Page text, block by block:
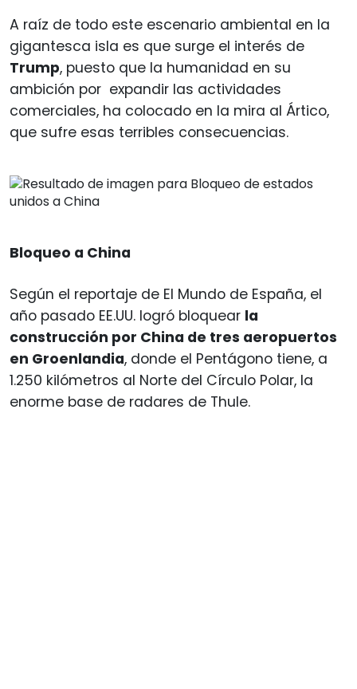
A raíz de todo este escenario ambiental en la
gigantesca isla es que surge el interés de
Trump, puesto que la humanidad en su
ambición por expandir las actividades
comerciales, ha colocado en la mira al Ártico,
que sufre esas terribles consecuencias.
Bloqueo a China
Según el reportaje de El Mundo de España, el
año pasado EE.UU. logró bloquear la
construcción por China de tres aeropuertos
en Groenlandia, donde el Pentágono tiene, a
1.250 kilómetros al Norte del Círculo Polar, la
enorme base de radares de Thule.